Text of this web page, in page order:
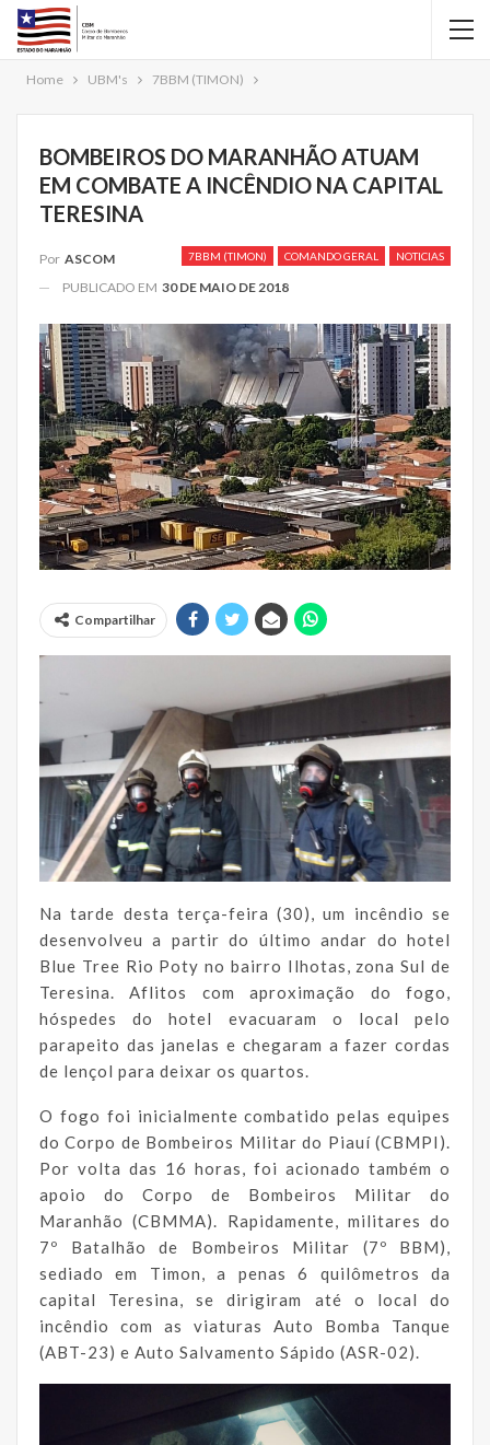
Home UBM's 7BBM (TIMON)
BOMBEIROS DO MARANHÃO ATUAM
EM COMBATE A INCÊNDIO NA CAPITAL
TERESINA
7BBM (TIMON) COMANDO GERAL NOTICIAS
Por ASCOM
PUBLICADO EM 30 DE MAIO DE 2018
Compartilhar
Na tarde desta terça-feira (30), um incêndio se
desenvolveu a partir do último andar do hotel
Blue Tree Rio Poty no bairro Ilhotas, zona Sul de
Teresina. Aflitos com aproximação do fogo,
hóspedes do hotel evacuaram o local pelo
parapeito das janelas e chegaram a fazer cordas
de lençol para deixar os quartos.
O fogo foi inicialmente combatido pelas equipes
do Corpo de Bombeiros Militar do Piauí (CBMPI).
Por volta das 16 horas, foi acionado também o
apoio do Corpo de Bombeiros Militar do
Maranhão (CBMMA). Rapidamente, militares do
7º Batalhão de Bombeiros Militar (7º BBM),
sediado em Timon, a penas 6 quilômetros da
capital Teresina, se dirigiram até o local do
incêndio com as viaturas Auto Bomba Tanque
(ABT-23) e Auto Salvamento Sápido (ASR-02).